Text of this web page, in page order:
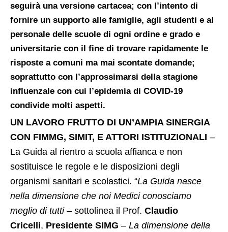
seguirà una versione cartacea; con l’intento di
fornire un supporto alle famiglie, agli studenti e al
personale delle scuole di ogni ordine e grado e
universitarie con il fine di trovare rapidamente le
risposte a comuni ma mai scontate domande;
soprattutto con l’approssimarsi della stagione
influenzale con cui l’epidemia di COVID-19
condivide molti aspetti.
UN LAVORO FRUTTO DI UN’AMPIA SINERGIA
CON FIMMG, SIMIT, E ATTORI ISTITUZIONALI –
La Guida al rientro a scuola affianca e non
sostituisce le regole e le disposizioni degli
organismi sanitari e scolastici. “La Guida nasce
nella dimensione che noi Medici conosciamo
meglio di tutti– sottolinea il Prof. Claudio
Cricelli, Presidente SIMG – La dimensione della